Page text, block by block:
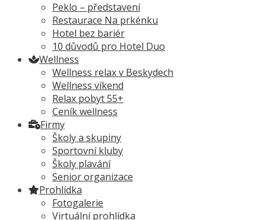
Peklo – představení
Restaurace Na prkénku
Hotel bez bariér
10 důvodů pro Hotel Duo
Wellness
Wellness relax v Beskydech
Wellness víkend
Relax pobyt 55+
Ceník wellness
Firmy
Školy a skupiny
Sportovní kluby
Školy plavání
Senior organizace
Prohlídka
Fotogalerie
Virtuální prohlídka